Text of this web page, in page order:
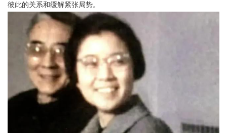
彼此的关系和缓解紧张局势。